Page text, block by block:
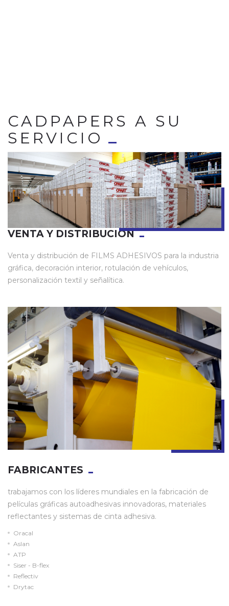
CADPAPERS A SU
SERVICIO
VENTA Y DISTRIBUCIÓN
Venta y distribución de FILMS ADHESIVOS para la industria
gráfica, decoración interior, rotulación de vehículos,
personalización textil y señalítica.
FABRICANTES
trabajamos con los líderes mundiales en la fabricación de
películas gráficas autoadhesivas innovadoras, materiales
reflectantes y sistemas de cinta adhesiva.
Oracal
Aslan
ATP
Siser - B-flex
Reflectiv
Drytac